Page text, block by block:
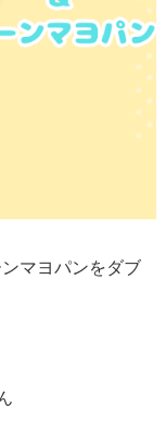
マヨパンをダブ